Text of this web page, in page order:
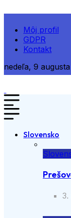
Môj profil
GDPR
Kontakt
nedeľa, 9
Slovensko